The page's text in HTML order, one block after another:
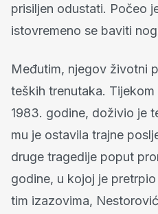
prisiljen odustati. Počeo
istovremeno se baviti
Međutim, njegov životni
teških trenutaka.
1983. godine, doživio je
mu je ostavila trajne
druge tragedije poput
godine, u kojoj je
tim izazovima,